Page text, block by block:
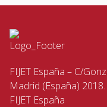
FIJET España – C/
Madrid (España)
FIJET España